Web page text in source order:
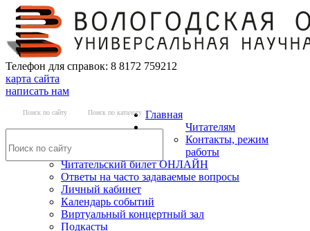
Телефон для справок: 8 8172 759212
карта сайта
написать нам
Поиск по сайту Поиск по каталогу Главная
Читателям
Контакты, режим
работы
Читательский билет ОНЛАЙН
Ответы на часто задаваемые вопросы
Личный кабинет
Календарь событий
Виртуальный концертный зал
Подкасты